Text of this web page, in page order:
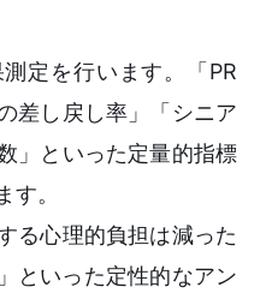
定を行います。「PR
差し戻し率」「シニア
」といった定量的指標
。
る心理的負担は減った
といった定性的なアン